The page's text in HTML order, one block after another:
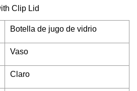
Botella de jugo de vidrio
Vaso
Claro